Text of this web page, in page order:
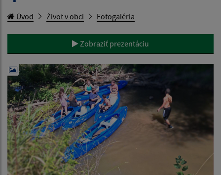
Úvod Život v obci Fotogaléria
Zobraziť prezentáciu